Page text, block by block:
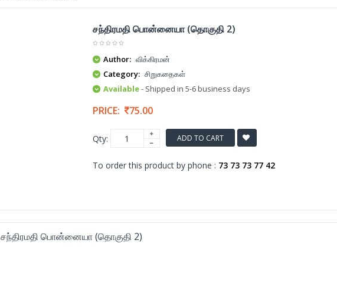
சந்திரமதி பொன்னையா (தொகுதி 2)
Author: விக்கிரமன்
Category: சிறுகதைகள்
Available- Shipped in 5-6 business days
PRICE: 75.00
Qty: ADD TO CART
To order this product by phone : 73 73 73 77 42
சந்திரமதி பொன்னையா (தொகுதி 2)